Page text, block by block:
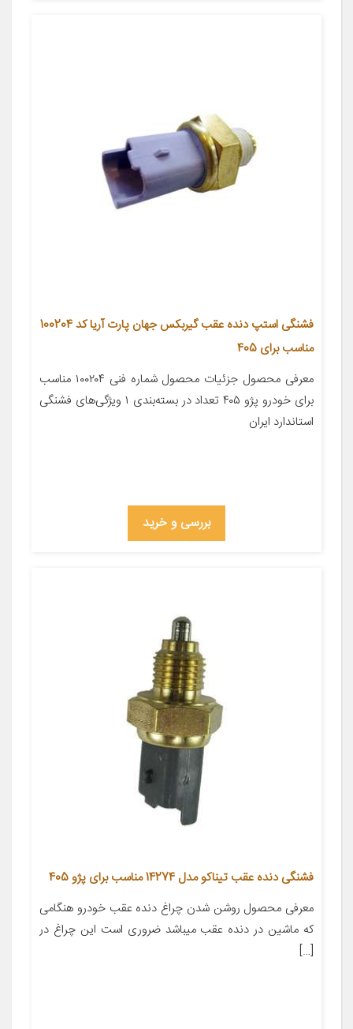
فشنگی استپ دنده عقب گیربکس جهان پارت آریا کد 100204
مناسب برای 405
معرفی محصول جزئیات محصول شماره فنی ۱۰۰۲۰۴ مناسب
برای خودرو پژو ۴۰۵ تعداد در بسته‌بندی ۱ ویژگی‌های فشنگی
استاندارد ایران
بررسی و خرید
فشنگی دنده عقب تیناکو مدل 14274 مناسب برای پژو 405
معرفی محصول روشن شدن چراغ دنده عقب خودرو هنگامی
که ماشین در دنده عقب میباشد ضروری است این چراغ در
[…]